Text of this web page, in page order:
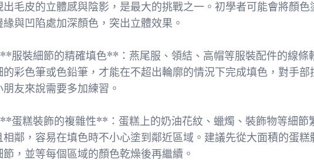
出毛皮的立體感與陰影，是最大的挑戰之一。初學者可能會將顏
緣與凹陷處加深顏色，突出立體效果。
**服裝細節的精確填色**：燕尾服、領結、高帽等服裝配件的線條
的彩色筆或色鉛筆，才能在不超出輪廓的情況下完成填色，對手
朋友來說需要多加練習。
**蛋糕裝飾的複雜性**：蛋糕上的奶油花紋、蠟燭、裝飾物等細節
相鄰，容易在填色時不小心塗到鄰近區域。建議先從大面積的蛋
節，並等每個區域的顏色乾燥後再繼續。